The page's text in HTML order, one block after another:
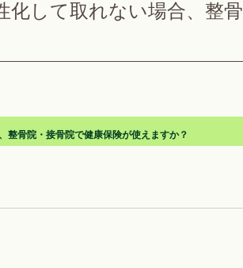
して取れない場合、整
整骨院・接骨院で健康保険が使えますか？